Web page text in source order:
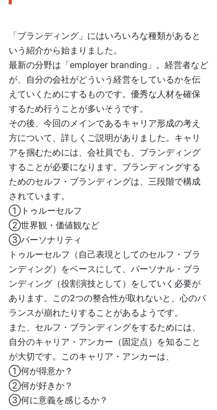
「ブランディング」にはいろいろな種類があると
いう紹介から始まりました。
最新の分野は「employer branding」。経営者など
が、自分の会社がどういう経営をしているかを伝
えていくためにするものです。優秀な人材を確保
するため行うことが多いそうです。
その後、今回のメインであるキャリア形成の考え
方について、詳しくご説明がありました。キャリ
アを掴むためには、会社員でも、ブランディング
することが必要になります。ブランディングする
ためのセルフ・ブランディングは、三段階で構成
されています。
①トゥルーセルフ
②世界観・価値観など
③パーソナリティ
トゥルーセルフ（自己表現としてのセルフ・ブラ
ンディング）をベースにして、パーソナル・ブラ
ンディング（役割演技として）をしていく必要が
あります。この2つの整合性が取れないと、心のバ
ランスが崩れたりすることがあるようです。
また、セルフ・ブランディングをするためには、
自分のキャリア・アンカー（固定点）を知ること
が大切です。このキャリア・アンカーは、
①何が得意か？
②何が好きか？
③何に意義を感じるか？